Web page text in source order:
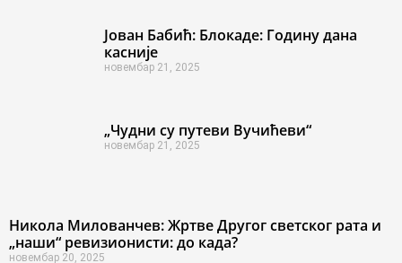
Јован Бабић: Блокаде: Годину дана
касније
новембар 21, 2025
„Чудни су путеви Вучићеви“
новембар 21, 2025
Никола Милованчев: Жртве Другог светског рата и
„наши“ ревизионисти: до када?
новембар 20, 2025